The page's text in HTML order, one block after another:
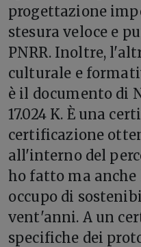
progettazione
stesura veloce e
PNRR. Inoltre,
culturale e
è il documento di
17.024 K. È una
certificazione
all'interno del
ho fatto ma
occupo di
vent'anni. A un
specifiche dei